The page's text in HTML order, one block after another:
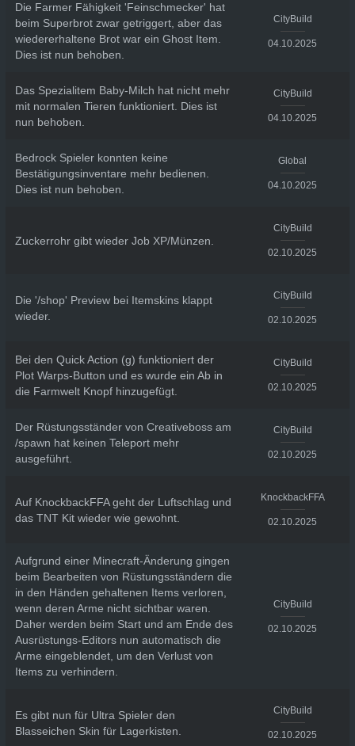
Die Farmer Fähigkeit 'Feinschmecker' hat
beim Superbrot zwar getriggert, aber das
wiedererhaltene Brot war ein Ghost Item.
Dies ist nun behoben.
CityBuild
04.10.2025
Das Spezialitem Baby-Milch hat nicht mehr
mit normalen Tieren funktioniert. Dies ist
nun behoben.
CityBuild
04.10.2025
Bedrock Spieler konnten keine
Bestätigungsinventare mehr bedienen.
Dies ist nun behoben.
Global
04.10.2025
Zuckerrohr gibt wieder Job XP/Münzen.
CityBuild
02.10.2025
Die '/shop' Preview bei Itemskins klappt
wieder.
CityBuild
02.10.2025
Bei den Quick Action (g) funktioniert der
Plot Warps-Button und es wurde ein Ab in
die Farmwelt Knopf hinzugefügt.
CityBuild
02.10.2025
Der Rüstungsständer von Creativeboss am
/spawn hat keinen Teleport mehr
ausgeführt.
CityBuild
02.10.2025
Auf KnockbackFFA geht der Luftschlag und
das TNT Kit wieder wie gewohnt.
KnockbackFFA
02.10.2025
Aufgrund einer Minecraft-Änderung gingen
beim Bearbeiten von Rüstungsständern die
in den Händen gehaltenen Items verloren,
wenn deren Arme nicht sichtbar waren.
Daher werden beim Start und am Ende des
Ausrüstungs-Editors nun automatisch die
Arme eingeblendet, um den Verlust von
Items zu verhindern.
CityBuild
02.10.2025
Es gibt nun für Ultra Spieler den
Blasseichen Skin für Lagerkisten.
CityBuild
02.10.2025